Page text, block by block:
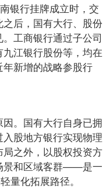
银行挂牌成立时，交
后，国有大行、股份
工商银行通过子公司
江银行股份等，均在
新增的战略参股行
。国有大行自身已拥
股地方银行实现物理
之外，以股权投资方
景和区域客群——是一
量化拓展路径。